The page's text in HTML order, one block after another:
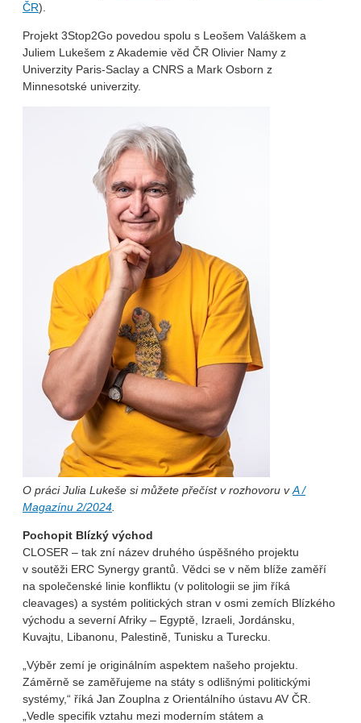
ČR).
Projekt 3Stop2Go povedou spolu s Leošem Valáškem a
Juliem Lukešem z Akademie věd ČR Olivier Namy z
Univerzity Paris-Saclay a CNRS a Mark Osborn z
Minnesotské univerzity.
O práci Julia Lukeše si můžete přečíst v rozhovoru vA /
Magazínu 2/2024
Pochopit Blízký východ
CLOSER – tak zní název druhého úspěšného projektu
v soutěži ERC Synergy grantů. Vědci se v něm blíže zaměří
na společenské linie konfliktu (v politologii se jim říká
cleavages) a systém politických stran v osmi zemích Blízkého
východu a severní Afriky – Egyptě, Izraeli, Jordánsku,
Kuvajtu, Libanonu, Palestině, Tunisku a Turecku.
„Výběr zemí je originálním aspektem našeho projektu.
Záměrně se zaměřujeme na státy s odlišnými politickými
systémy,“ říká Jan Zouplna z Orientálního ústavu AV ČR.
„Vedle specifik vztahu mezi moderním státem a